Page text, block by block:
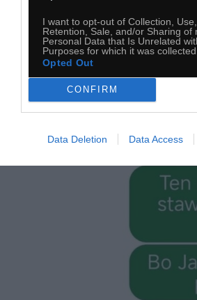
I want to opt-out of Collection, Use,
Retention, Sale, and/or Sharing of
Personal Data that Is Unrelated
Purposes for which it was collected.
Opted Out
CONFIRM
Data Deletion Data Access